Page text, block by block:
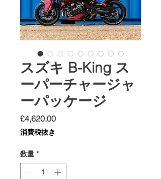
スズキ B-King ス
ーパーチャージャ
ーパッケージ
£4,620.00価
消費税抜き
数量 *